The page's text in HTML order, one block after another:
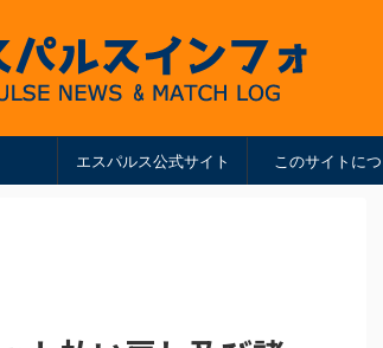
エスパルス公式サイト このサイトに